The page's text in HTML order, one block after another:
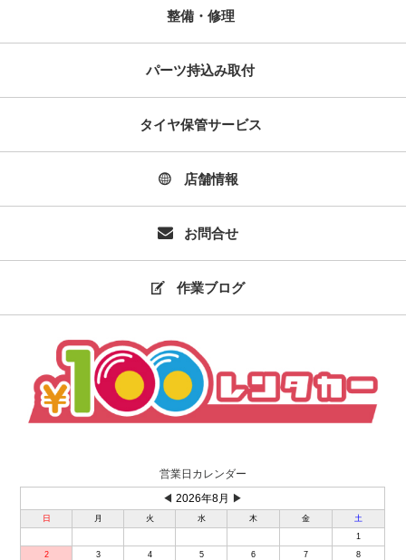
整備・修理
パーツ持込み取付
タイヤ保管サービス
店舗情報
お問合せ
作業ブログ
営業日カレンダー
◀ 2026年8月 ▶
日 月 火 水 木 金
土
1
2
3 4 5 6 7 8